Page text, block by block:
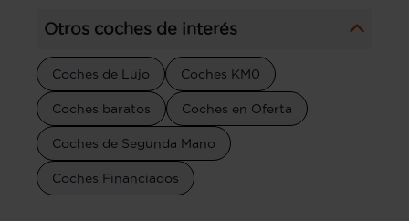
Otros coches de interés
Coches de Lujo Coches KM0
Coches baratos Coches en Oferta
Coches de Segunda Mano
Coches Financiados